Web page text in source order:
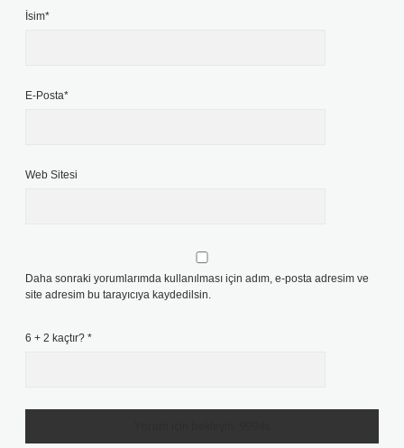
İsim*
E-Posta*
Web Sitesi
Daha sonraki yorumlarımda kullanılması için adım, e-posta adresim ve
site adresim bu tarayıcıya kaydedilsin.
6 + 2 kaçtır? *